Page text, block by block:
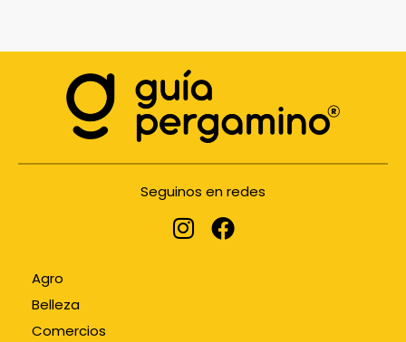
Seguinos en redes
Agro
Belleza
Comercios